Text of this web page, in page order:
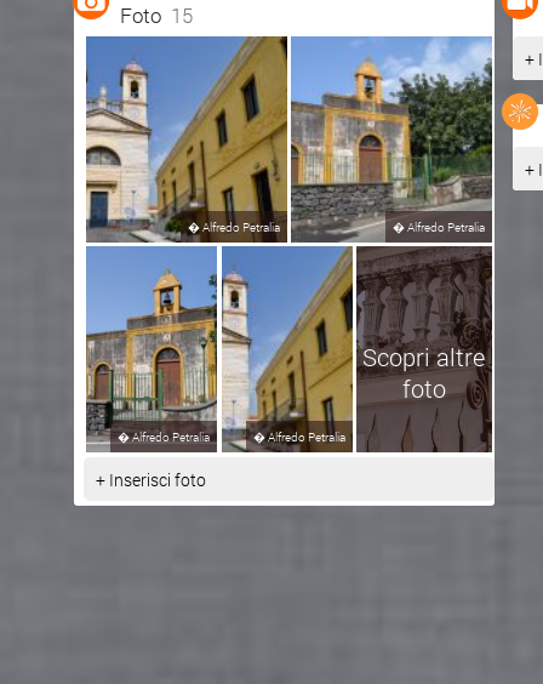
Foto 15
�Alfredo Petralia �Alfredo Petralia
�Alfredo Petralia �Alfredo Petralia
Scopri altre
foto
+ Inserisci foto
+
+